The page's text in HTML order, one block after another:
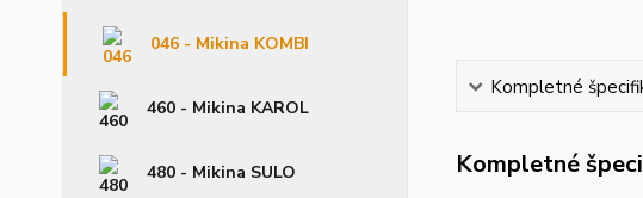
046 - Mikina KOMBI
460 - Mikina KAROL
480 - Mikina SULO
Kompletné
Kompletné